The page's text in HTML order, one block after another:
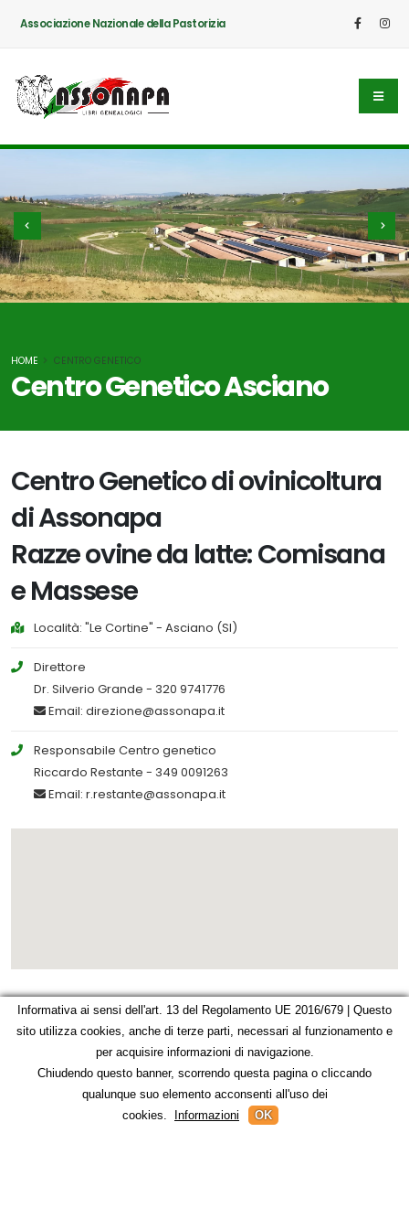
Associazione Nazionale della Pastorizia
Centro Genetico Asciano
HOME CENTRO GENETICO
Centro Genetico di ovinicoltura
di Assonapa
Razze ovine da latte: Comisana
e Massese
Località: "Le Cortine" - Asciano (SI)
Direttore
Dr. Silverio Grande - 320 9741776
Email: direzione@assonapa.it
Responsabile Centro genetico
Riccardo Restante - 349 0091263
Email: r.restante@assonapa.it
Informativa ai sensi dell'art. 13 del Regolamento UE 2016/679 | Questo
sito utilizza cookies, anche di terze parti, necessari al funzionamento e
per acquisire informazioni di navigazione.
Chiudendo questo banner, scorrendo questa pagina o cliccando
qualunque suo elemento acconsenti all'uso dei
cookies.
Informazioni OK